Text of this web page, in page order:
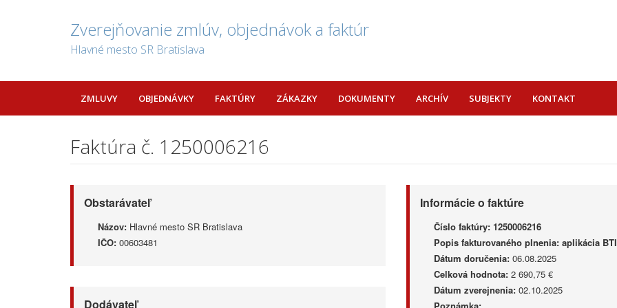
Zverejňovanie zmlúv, objednávok a faktúr
Hlavné mesto SR Bratislava
ZMLUVY OBJEDNÁVKY FAKTÚRY ZÁKAZKY DOKUMENTY ARCHÍV SUBJEKTY KONTAKT
Faktúra č. 1250006216
Obstarávateľ
Názov: Hlavné mesto SR Bratislava
IČO: 00603481
Dodávateľ
Informácie o faktúre
Číslo faktúry: 1250006216
Popis fakturovaného plnenia: aplikácia BTI
Dátum doručenia:06.08.2025
Celková hodnota:2 690,75 €
Dátum zverejnenia:02.10.2025